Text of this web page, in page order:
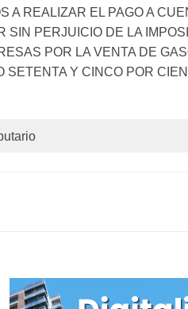
REALIZAR EL PAGO A
PERJUICIO DE LA
POR LA VENTA DE
Y CINCO POR